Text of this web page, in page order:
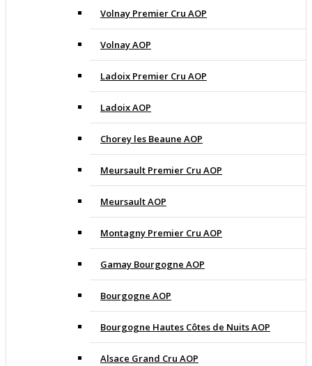
Volnay Premier Cru AOP
Volnay AOP
Ladoix Premier Cru AOP
Ladoix AOP
Chorey les Beaune AOP
Meursault Premier Cru AOP
Meursault AOP
Montagny Premier Cru AOP
Gamay Bourgogne AOP
Bourgogne AOP
Bourgogne Hautes Côtes de Nuits AOP
Alsace Grand Cru AOP